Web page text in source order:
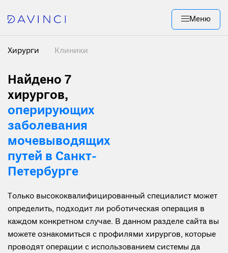
Меню
Хирурги Клиники
Найдено 7
хирургов,
оперирующих
заболевания
мочевыводящих
путей в Санкт-
Петербурге
Только высококвалифицированный специалист может
определить, подходит ли роботическая операция в
каждом конкретном случае. В данном разделе сайта вы
можете ознакомиться с профилями хирургов, которые
проводят операции с использованием системы да